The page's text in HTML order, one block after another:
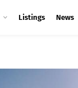
Listings News